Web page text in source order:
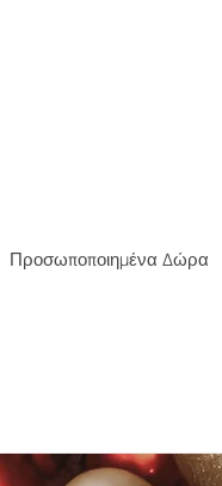
Προσωποποιημένα Δώρα